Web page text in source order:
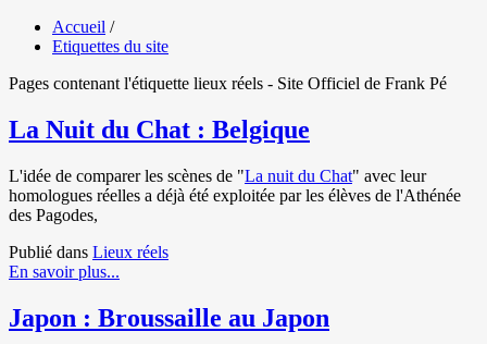
Accueil /
Etiquettes du site
Pages contenant l'étiquette lieux réels - Site Officiel de Frank Pé
La Nuit du Chat : Belgique
L'idée de comparer les scènes de "La nuit du Chat" avec leur
homologues réelles a déjà été exploitée par les élèves de l'Athénée
des Pagodes,
Publié dans Lieux réels
En savoir plus...
Japon : Broussaille au Japon